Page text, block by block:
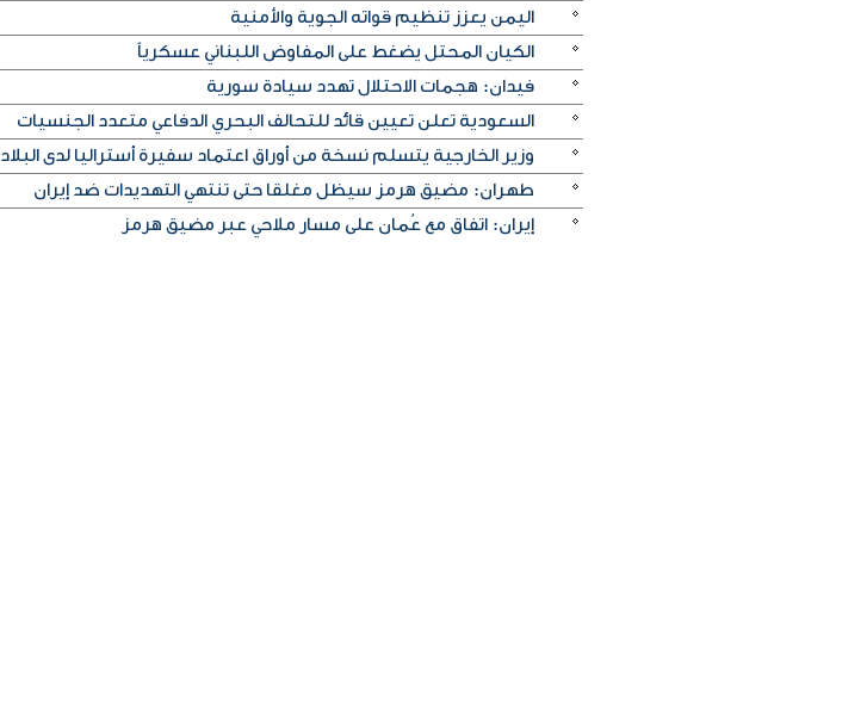
اليمن يعزز تنظيم قواته الجوية والأمنية
الكيان المحتل يضغط على المفاوض اللبناني عسكرياً
فيدان: هجمات الاحتلال تهدد سيادة سورية
السعودية تعلن تعيين قائد للتحالف البحري الدفاعي متعدد الجنسيات
وزير الخارجية يتسلم نسخة من أوراق اعتماد سفيرة أستراليا لدى البلاد
طهران: مضيق هرمز سيظل مغلقا حتى تنتهي التهديدات ضد إيران
إيران: اتفاق مع عُمان على مسار ملاحي عبر مضيق هرمز